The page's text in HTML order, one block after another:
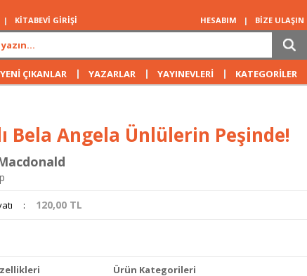
| KİTABEVİ GİRİŞİ HESABIM | BİZE ULAŞIN
YENİ ÇIKANLAR | YAZARLAR | YAYINEVLERİ | KATEGORİLER
Bela Angela Ünlülerin Peşinde!
: 120,00 TL
Ürün Kategorileri